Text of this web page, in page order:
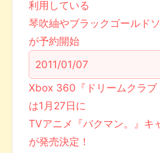
利用している
琴吹紬やブラックゴールド
が予約開始
2011/01/07
Xbox 360『ドリームクラブ
は1月27日に
TVアニメ『バクマン。』キ
が発売決定！